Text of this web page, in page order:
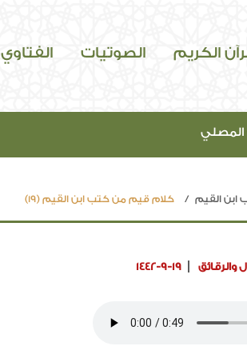
الكريم الصوتيات الفتاوي
المصلي
القيم كلام قيم من كتب ابن القيم (19)
والرقائق 1442-9-19